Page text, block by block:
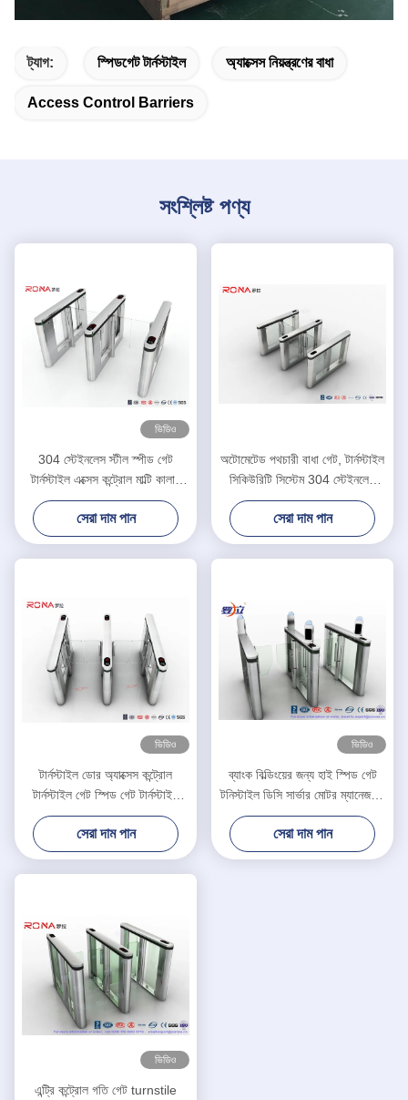
ট্যাগ: স্পিডগেট টার্নস্টাইল অ্যাক্সেস নিয়ন্ত্রণের বাধা
Access Control Barriers
সংশ্লিষ্ট পণ্য
ভিডিও
304 স্টেইনলেস স্টীল স্পীড গেট
টার্নস্টাইল এক্সেস কন্ট্রোল মাল্টি কালার
প্লেটিং
সেরা দাম পান
অটোমেটেড পথচারী বাধা গেট, টার্নস্টাইল
সিকিউরিটি সিস্টেম 304 স্টেইনলেস
স্টীল
সেরা দাম পান
ভিডিও
টার্নস্টাইল ডোর অ্যাক্সেস কন্ট্রোল
টার্নস্টাইল গেট স্পিড গেট টার্নস্টাইল
অফিস বিল্ডিংয়ের জন্য
সেরা দাম পান
ভিডিও
ব্যাংক বিল্ডিংয়ের জন্য হাই স্পিড গেট
টনিস্টাইল ডিসি সার্ভার মোটর ম্যানেজমেন্ট
ম্যানেজমেন্ট সিস্টেম
সেরা দাম পান
ভিডিও
এন্ট্রি কন্ট্রোল গতি গেট turnstile